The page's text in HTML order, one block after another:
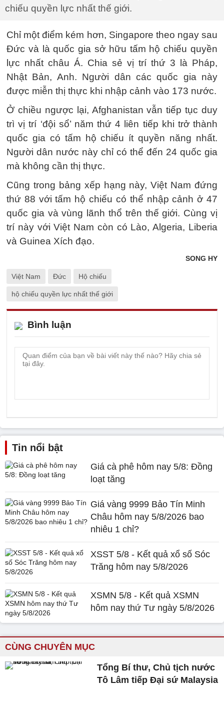
chiếu quyền lực nhất thế giới.
Chỉ một điểm kém hơn, Singapore theo ngay sau
Đức và là quốc gia sở hữu tấm hộ chiếu quyền
lực nhất châu Á. Chia sẻ vị trí thứ 3 là Pháp,
Nhật Bản, Anh. Người dân các quốc gia này
được miễn thị thực khi nhập cảnh vào 173 nước.
Ở chiều ngược lại, Afghanistan vẫn tiếp tục duy
trì vị trí ‘đội sổ’ năm thứ 4 liên tiếp khi trở thành
quốc gia có tấm hộ chiếu ít quyền năng nhất.
Người dân nước này chỉ có thể đến 24 quốc gia
mà không cần thị thực.
Cũng trong bảng xếp hạng này, Việt Nam đứng
thứ 88 với tấm hộ chiếu có thể nhập cảnh ở 47
quốc gia và vùng lãnh thổ trên thế giới. Cùng vị
trí này với Việt Nam còn có Lào, Algeria, Liberia
và Guinea Xích đạo.
SONG HY
Việt Nam Đức Hộ chiếu
hộ chiếu quyền lực nhất thế giới
Bình luận
Tin nổi bật
Giá cà phê hôm nay 5/8: Đồng
loạt tăng
Giá vàng 9999 Bảo Tín Minh
Châu hôm nay 5/8/2026 bao
nhiêu 1 chỉ?
XSST 5/8 - Kết quả xổ số Sóc
Trăng hôm nay 5/8/2026
XSMN 5/8 - Kết quả XSMN
hôm nay thứ Tư ngày 5/8/2026
CÙNG CHUYÊN MỤC
Tổng Bí thư, Chủ tịch nước
Tô Lâm tiếp Đại sứ Malaysia